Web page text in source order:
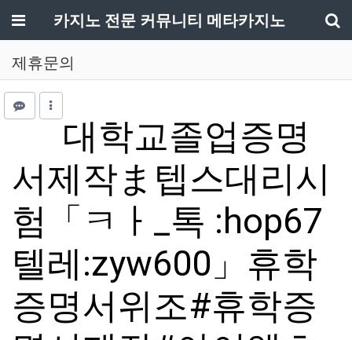
메뉴카지노 전문 커뮤니티 메타카지노
제휴문의
대학교졸업증명
서제작ま텝스대리시
험「ㅋㅏ_톡 :hop67
텔레:zyw600」휴학
증명서위조#휴학증